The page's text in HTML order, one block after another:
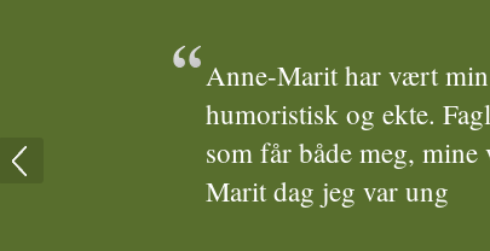
Anne-Marit har vært min
humoristisk og ekte.
som får både meg,
Marit dag jeg var ung